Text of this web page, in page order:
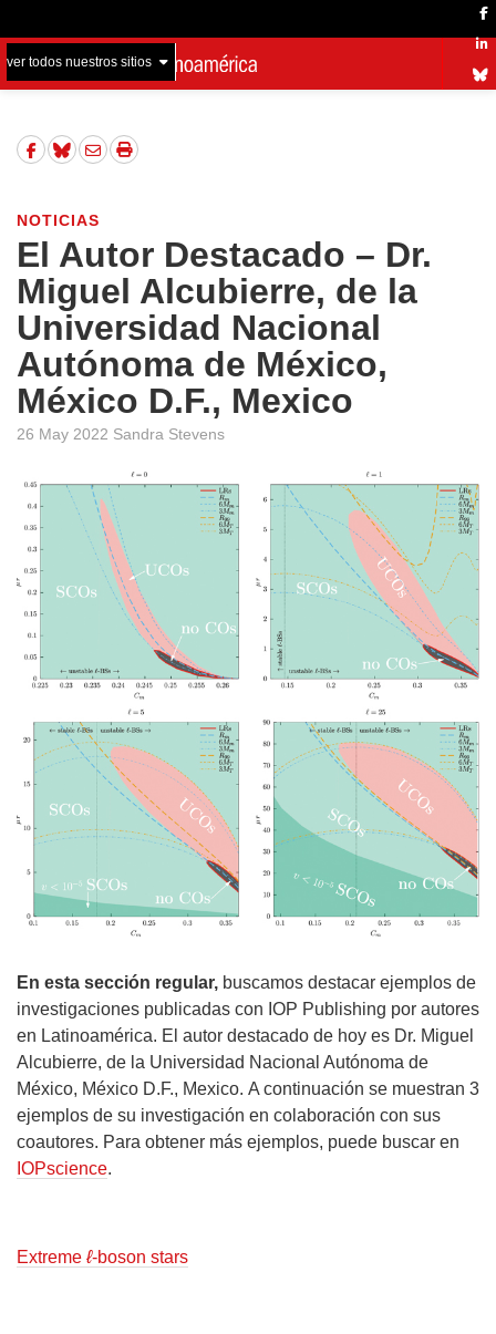
ver todos nuestros sitios
NOTICIAS
El Autor Destacado – Dr.
Miguel Alcubierre, de la
Universidad Nacional
Autónoma de México,
México D.F., Mexico
26 May 2022 Sandra Stevens
En esta sección regular, buscamos destacar ejemplos de
investigaciones publicadas con IOP Publishing por autores
en Latinoamérica. El autor destacado de hoy es Dr. Miguel
Alcubierre, de la Universidad Nacional Autónoma de
México, México D.F., Mexico. A continuación se muestran 3
ejemplos de su investigación en colaboración con sus
coautores. Para obtener más ejemplos, puede buscar en
IOPscience.
Extreme ℓ-boson stars